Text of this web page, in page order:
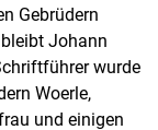
Gebrüdern
Johann
wurde
Woerle,
und einigen